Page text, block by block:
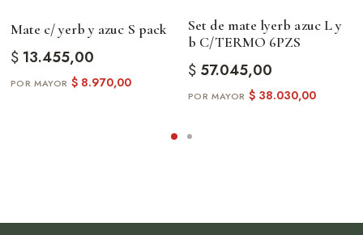
Mate c/ yerb y azuc S pack
$13.455,00
$8.970,00
Set de mate lyerb azuc L y
b C/TERMO 6PZS
$57.045,00
$38.030,00